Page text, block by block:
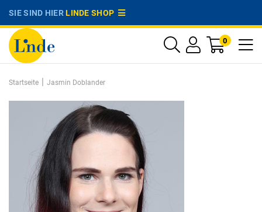
SIE SIND HIERLINDE SHOP
0
Startseite | Jasmin Doblander